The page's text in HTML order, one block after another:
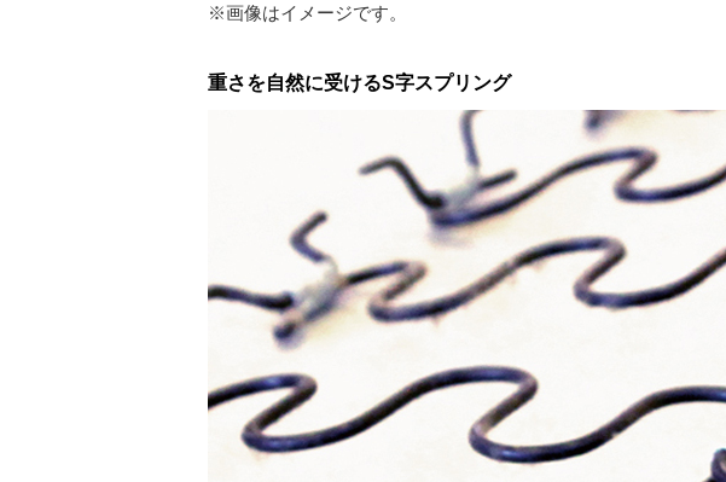
※画像はイメージです。
重さを自然に受けるS字スプリング